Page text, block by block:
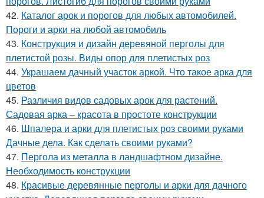
42. Каталог арок и порогов для любых автомобилей.
Пороги и арки на любой автомобиль
43. Конструкция и дизайн деревяной перголы для
плетистой розы. Виды опор для плетистых роз
44. Украшаем дачный участок аркой. Что такое арка для
цветов
45. Различия видов садовых арок для растений.
Садовая арка – красота в простоте конструкции
46. Шпалера и арки для плетистых роз своими руками
Дачные дела. Как сделать своими руками?
47. Пергола из металла в ландшафтном дизайне.
Необходимость конструкции
48. Красивые деревянные перголы и арки для дачного